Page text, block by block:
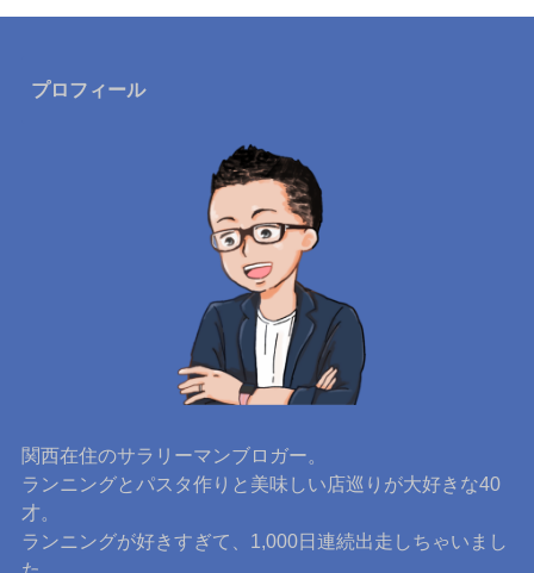
プロフィール
関西在住のサラリーマンブロガー。
ランニングとパスタ作りと美味しい店巡りが大好きな40
才。
ランニングが好きすぎて、1,000日連続出走しちゃいまし